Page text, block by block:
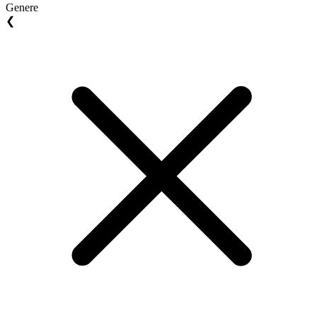
Genere
❮